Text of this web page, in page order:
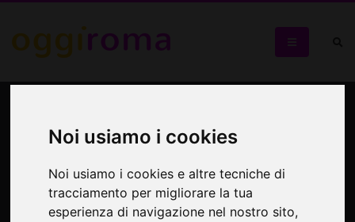
Noi usiamo i cookies
Noi usiamo i cookies e altre tecniche di
tracciamento per migliorare la tua
esperienza di navigazione nel nostro sito,
Biblioteca Rispoli di Roma
Presentazione del premio letterario Racconti nella Rete e
dell’antologia edita da Nottetempo